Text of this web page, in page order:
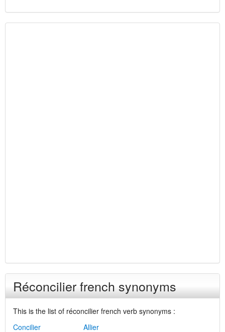
Réconcilier french synonyms
This is the list of réconcilier french verb synonyms :
Concilier
Allier